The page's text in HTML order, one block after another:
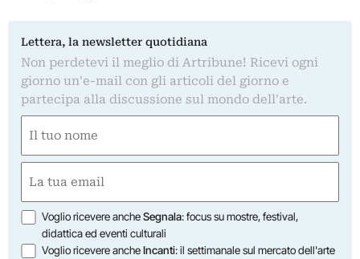
Lettera, la newsletter quotidiana
Non perdetevi il meglio di Artribune! Ricevi ogni
giorno un'e-mail con gli articoli del giorno e
partecipa alla discussione sul mondo dell'arte.
(Obbligatorio)
Nome
(Obbligatorio)
Opzioni
Voglio ricevere ancheSegnala: focus su mostre, festival,
didattica ed eventi culturali
Voglio ricevere ancheIncanti: il settimanale sul mercato dell'arte